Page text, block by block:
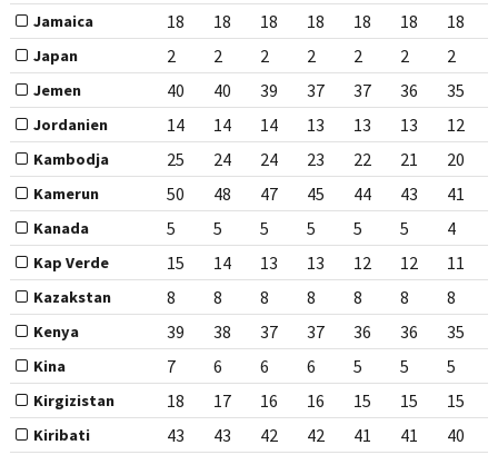
Jamaica 18 18 18 18 18 18 18
Japan 2 2 2 2 2 2 2
Jemen 40 40 39 37 37 36 35
Jordanien 14 14 14 13 13 13 12
Kambodja 25 24 24 23 22 21 20
Kamerun 50 48 47 45 44 43 41
Kanada 5 5 5 5 5 5 4
Kap Verde 15 14 13 13 12 12 11
Kazakstan 8 8 8 8 8 8 8
Kenya 39 38 37 37 36 36 35
Kina 7 6 6 6 5 5 5
Kirgizistan 18 17 16 16 15 15 15
Kiribati 43 43 42 42 41 41 40